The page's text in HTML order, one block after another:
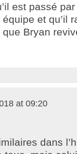
est passé
et qu’il
Bryan
at 09:20
dans